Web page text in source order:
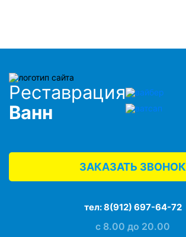
Реставрация
Ванн
ЗАКАЗАТЬ ЗВОНОК
тел:8(912) 697-64-72
с 8.00 до 20.00